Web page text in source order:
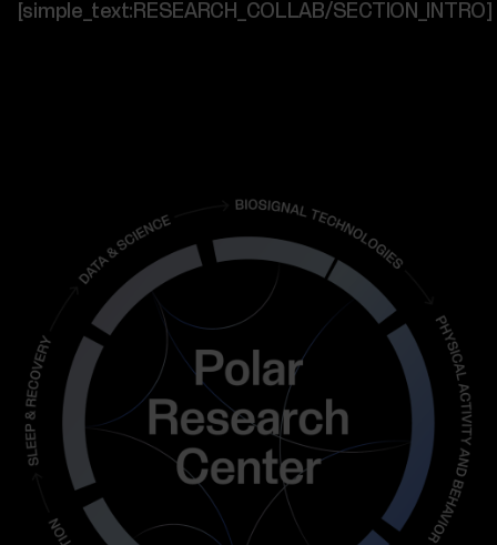
[simple_text:RESEARCH_COLLAB/SECTION_INTRO]